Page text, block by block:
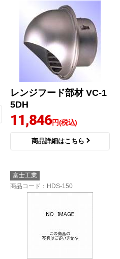
レンジフード部材 VC-1
5DH
11,846円(税込)
商品詳細はこちら
富士工業
商品コード ：HDS-150